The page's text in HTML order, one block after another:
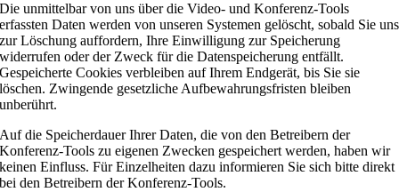
Die unmittelbar von uns über die Video- und Konferenz-Tools
erfassten Daten werden von unseren Systemen gelöscht, sobald Sie uns
zur Löschung auffordern, Ihre Einwilligung zur Speicherung
widerrufen oder der Zweck für die Datenspeicherung entfällt.
Gespeicherte Cookies verbleiben auf Ihrem Endgerät, bis Sie sie
löschen. Zwingende gesetzliche Aufbewahrungsfristen bleiben
unberührt.
Auf die Speicherdauer Ihrer Daten, die von den Betreibern der
Konferenz-Tools zu eigenen Zwecken gespeichert werden, haben wir
keinen Einfluss. Für Einzelheiten dazu informieren Sie sich bitte direkt
bei den Betreibern der Konferenz-Tools.